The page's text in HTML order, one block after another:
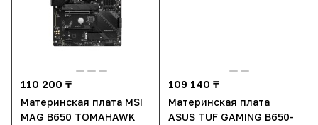
110 200 ₸
Материнcкая плата MSI
MAG B650 TOMAHAWK
109 140 ₸
Материнская плата
ASUS TUF GAMING B650-